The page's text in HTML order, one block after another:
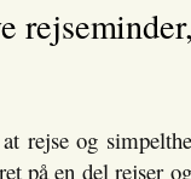
rejse og
på en del rejser